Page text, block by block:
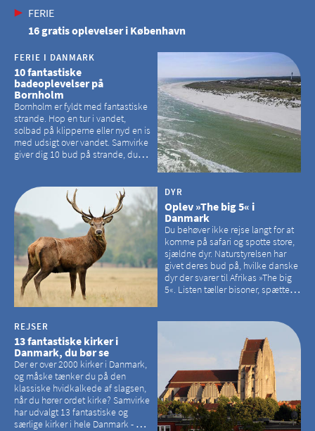
FERIE
16 gratis oplevelser i København
FERIE I DANMARK
10 fantastiske
badeoplevelser på
Bornholm
Bornholm er fyldt med fantastiske
strande. Hop en tur i vandet,
solbad på klipperne eller nyd en is
med udsigt over vandet. Samvirke
giver dig 10 bud på strande, du
DYR
Oplev »The big 5« i
Danmark
Du behøver ikke rejse langt for at
komme på safari og spotte store,
sjældne dyr. Naturstyrelsen har
givet deres bud på, hvilke danske
dyr der svarer til Afrikas »The big
5«. Listen tæller bisoner, spættede
REJSER
13 fantastiske kirker i
Danmark, du bør se
Der er over 2000 kirker i Danmark,
og måske tænker du på den
klassiske hvidkalkede af slagsen,
når du hører ordet kirke? Samvirke
har udvalgt 13 fantastiske og
særlige kirker i hele Danmark - og